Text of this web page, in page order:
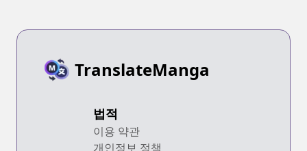
TranslateManga
법적
이용 약관
개인정보 정책